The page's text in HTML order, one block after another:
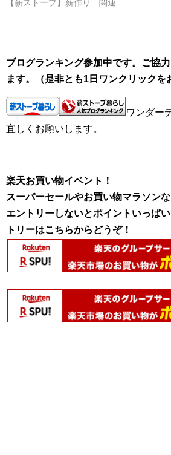
【薪ストーブ】薪作り 関連
ブログランキング参加中です。ご協
ます。（是非とも1日ワンクリックを
ワンダー
宜しくお願いします。
楽天お買い物イベント！
スーパーセールやお買い物マラソン
エントリーしないとポイントいっぱ
トリーはこちらからどうぞ！